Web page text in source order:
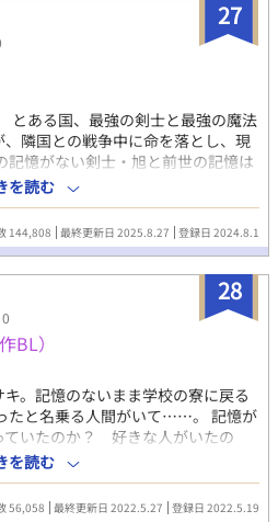
になった？ ……もしかして俺達…昨
だろ……？ 全く記憶にないんですけ
ます。
27
ある国、最強の剣士と最強の魔法
隣国との戦争中に命を落とし、現
憶がない剣士・旭と前世の記憶は
かった魔法士・暁。そんな2人と共
)、暁(あかつき)、蒼(そう)のドタ
を読む
144,808 最終更新日 2025.8.27 登録日 2024.8.1
28
BL）
。記憶のないまま学校の寮に戻る
たと名乗る人間がいて……。 記憶が
ていたのか？ 好きな人がいたの
間だったのか？ 主人公総受け系で
はないです。
を読む
56,058 最終更新日 2022.5.27 登録日 2022.5.19